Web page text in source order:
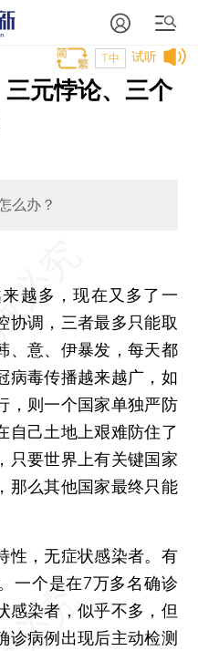
试听
T中
三元悖论、三个
么办？
越多，现在又多了一
协调，三者最多只能取
、意、伊暴发，每天都
病毒传播越来越广，如
，则一个国家单独严防
自己土地上艰难防住了
只要世界上有关键国家
那么其他国家最终只能
，无症状感染者。有
一个是在7万多名确诊
感染者，似乎不多，但
诊病例出现后主动检测